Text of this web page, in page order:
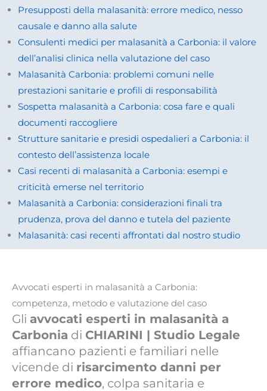
Presupposti della malasanità: errore medico, nesso
causale e danno alla salute
Consulenti medici per malasanità a Carbonia: il valore
dell’analisi clinica nella valutazione del caso
Malasanità Carbonia: problemi comuni nelle
prestazioni sanitarie e profili di responsabilità
Sospetta malasanità a Carbonia: cosa fare e quali
documenti raccogliere
Strutture sanitarie e presidi ospedalieri a Carbonia: il
contesto dell’assistenza locale
Casi recenti di malasanità a Carbonia: esempi e
criticità emerse nel territorio
Malasanità a Carbonia: considerazioni finali tra
prudenza, prova del danno e tutela del paziente
Malasanità: casi recenti affrontati dal nostro studio
Avvocati esperti in malasanità a Carbonia:
competenza, metodo e valutazione del caso
Gli avvocati esperti in malasanità a
Carbonia di CHIARINI | Studio Legale
affiancano pazienti e familiari nelle
vicende di risarcimento danni per
errore medico, colpa sanitaria e